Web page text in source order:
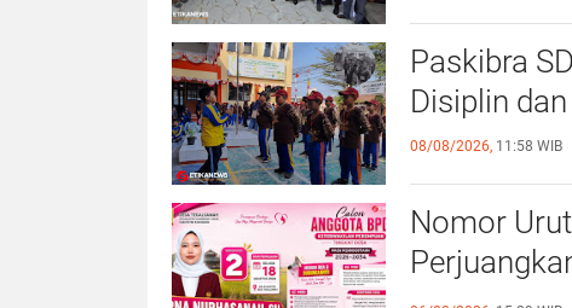
Paskibra
Disiplin
08/08/2026, 11:58 WIB
Nomor